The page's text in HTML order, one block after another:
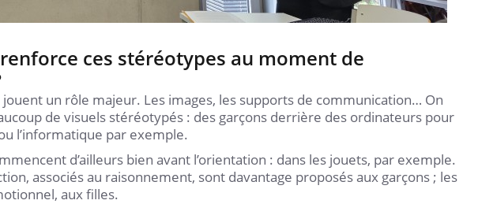
renforce ces stéréotypes au moment de
un rôle majeur. Les images, les supports de communication… On
de visuels stéréotypés : des garçons derrière des ordinateurs pour
l’informatique par exemple.
d’ailleurs bien avant l’orientation : dans les jouets, par exemple.
associés au raisonnement, sont davantage proposés aux garçons ; les
aux filles.